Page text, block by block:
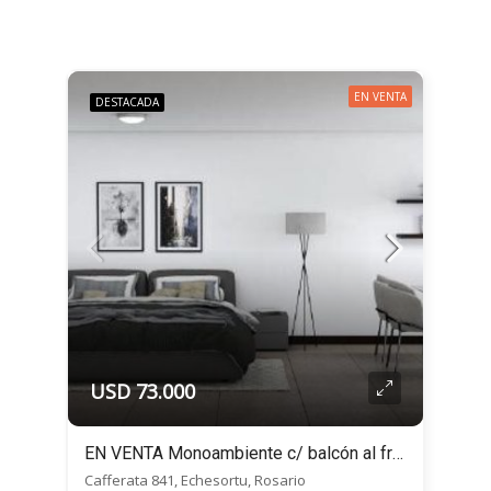
DESTACADA EN VENTA
USD 73.000
EN VENTA Monoambiente c/ balcón al frente- Cafferata 800 – Echesortu, Rosario
Cafferata 841, Echesortu, Rosario